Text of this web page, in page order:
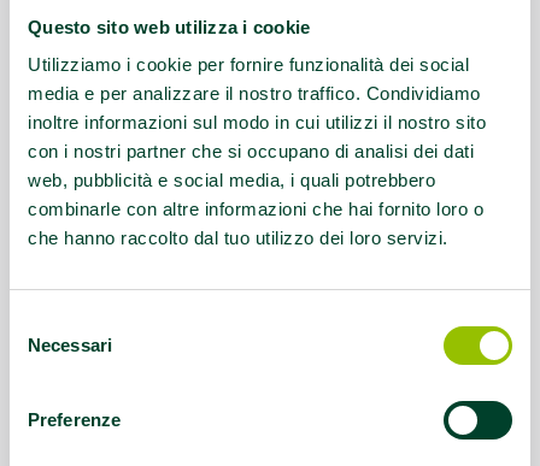
Questo sito web utilizza i cookie
Utilizziamo i cookie per fornire funzionalità dei social
media e per analizzare il nostro traffico. Condividiamo
inoltre informazioni sul modo in cui utilizzi il nostro sito
con i nostri partner che si occupano di analisi dei dati
web, pubblicità e social media, i quali potrebbero
combinarle con altre informazioni che hai fornito loro o
che hanno raccolto dal tuo utilizzo dei loro servizi.
delNecessari
Preferenze
promuovono la salute